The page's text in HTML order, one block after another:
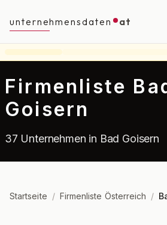
unternehmensdaten at
Firmenliste
Goisern
37 Unternehmen in Bad Goisern
Startseite / Firmenliste Österreich /